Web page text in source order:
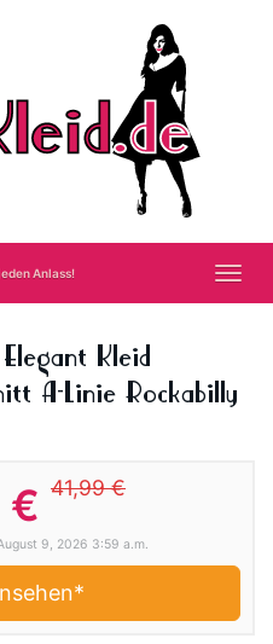
Anlass!
Kleid
A-Linie Rockabilly
€ 41,99 €
9, 2026 3:59 a.m.